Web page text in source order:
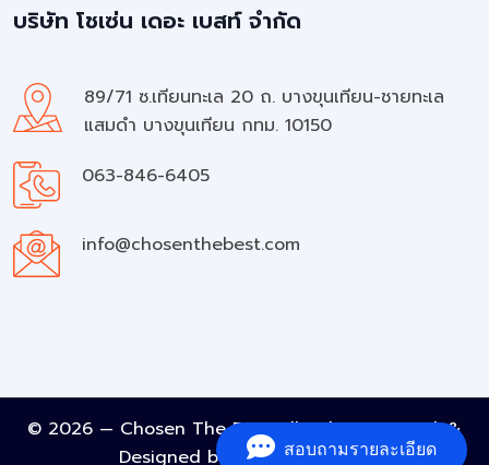
บริษัท โชเซ่น เดอะ เบสท์ จำกัด
89/71 ซ.เทียนทะเล 20 ถ. บางขุนเทียน-ชายทะเล
แสมดำ บางขุนเทียน กทม. 10150
063-846-6405
info@chosenthebest.com
© 2026 — Chosen The Best All rights reserved. &
Designed by
A Must Element
สอบถามรายละเอียด